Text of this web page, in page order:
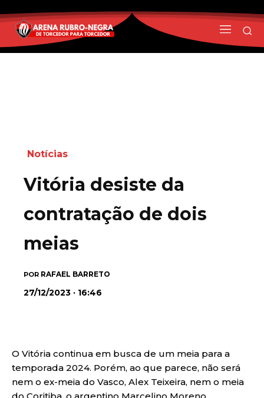
Notícias
Vitória desiste da
contratação de dois
meias
POR RAFAEL BARRETO
27/12/2023 · 16:46
O Vitória continua em busca de um meia para a
temporada 2024. Porém, ao que parece, não será
nem o ex-meia do Vasco, Alex Teixeira, nem o meia